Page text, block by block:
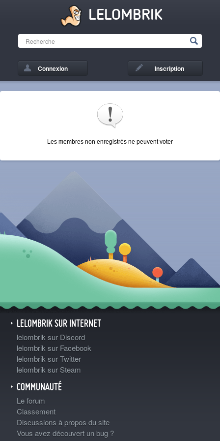
LELOMBRIK
Connexion Inscription
Les membres non enregistrés ne peuvent voter
LELOMBRIK SUR INTERNET
lelombrik sur Discord
lelombrik sur Facebook
lelombrik sur Twitter
lelombrik sur Steam
COMMUNAUTÉ
Le forum
Classement
Discussions à propos du site
Vous avez découvert un bug ?